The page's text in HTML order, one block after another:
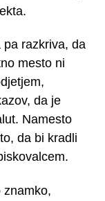
pa razkriva, da
mesto ni
da je
Namesto
da bi kradli
znamko,